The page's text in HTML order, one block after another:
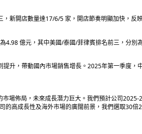
新開店數量達17/6/5 家，開店節奏明顯加快，反
億元，其中美國/泰國/菲律賓排名前三，分別
升，帶動國內市場銷售增長。2025年第一季度，
場佈局，未來成長潛力巨大。我們預計公司
高成長性及海外市場的廣闊前景，我們選取30